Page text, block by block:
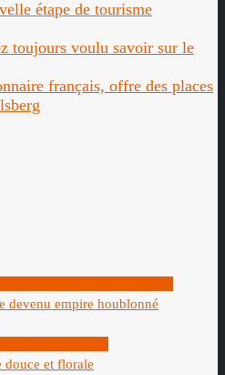
étape de tourisme
toujours voulu savoir sur le
français, offre des places
devenu empire houblonné
douce et florale